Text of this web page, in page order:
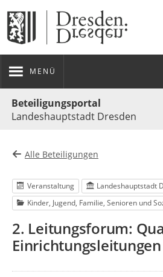
MENÜ
Beteiligungsportal
Landeshauptstadt Dresden
Alle Beteiligungen
Veranstaltung
Landeshauptstadt
Kinder, Jugend, Familie, Senioren und
2. Leitungsforum:
Einrichtungsleitungen